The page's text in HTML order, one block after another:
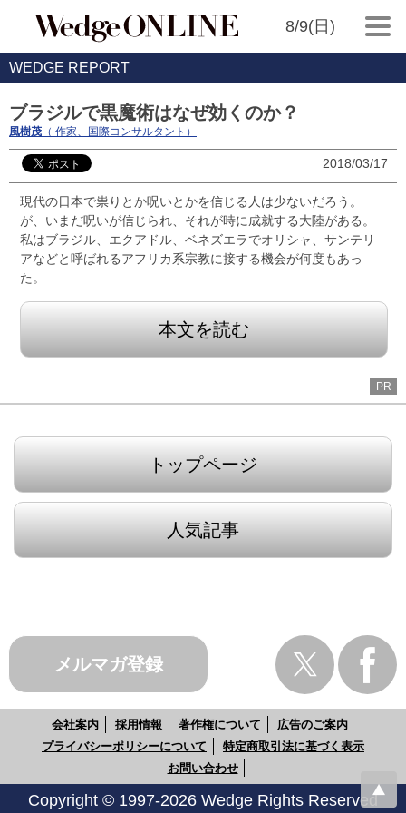
8/9(日)
WEDGE REPORT
ブラジルで黒魔術はなぜ効くのか？
風樹茂 （ 作家、国際コンサルタント）
2018/03/17
現代の日本で祟りとか呪いとかを信じる人は少ないだろう。
が、いまだ呪いが信じられ、それが時に成就する大陸がある。
私はブラジル、エクアドル、ベネズエラでオリシャ、サンテリ
アなどと呼ばれるアフリカ系宗教に接する機会が何度もあっ
た。
本文を読む
PR
トップページ
人気記事
メルマガ登録
会社案内 採用情報 著作権について
広告のご案内
プライバシーポリシーについて
特定商取引法に基づく表示
お問い合わせ
Copyright © 1997-2026 Wedge Rights Reserved